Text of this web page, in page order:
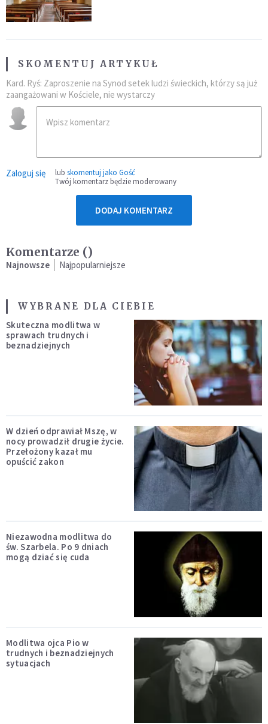
SKOMENTUJ ARTYKUŁ
Kard. Ryś: Zaproszenie na Synod setek ludzi świeckich, którzy są już
zaangażowani w Kościele, nie wystarczy
Zaloguj się lub skomentuj jako Gość
Twój komentarz będzie moderowany
DODAJ KOMENTARZ
Komentarze ()
Najnowsze Najpopularniejsze
WYBRANE DLA CIEBIE
Skuteczna modlitwa w
sprawach trudnych i
beznadziejnych
W dzień odprawiał Mszę, w
nocy prowadził drugie życie.
Przełożony kazał mu
opuścić zakon
Niezawodna modlitwa do
św. Szarbela. Po 9 dniach
mogą dziać się cuda
Modlitwa ojca Pio w
trudnych i beznadziejnych
sytuacjach